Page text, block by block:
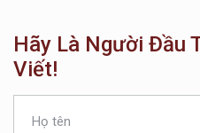
Hãy Là Người Đầu
Viết!